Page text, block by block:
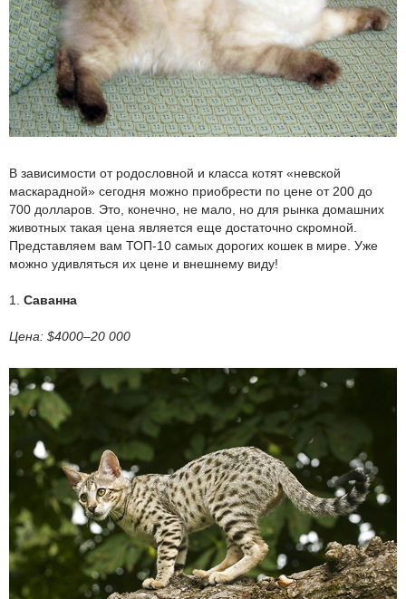
В зависимости от родословной и класса котят «невской
маскарадной» сегодня можно приобрести по цене от 200 до
700 долларов. Это, конечно, не мало, но для рынка домашних
животных такая цена является еще достаточно скромной.
Представляем вам ТОП-10 самых дорогих кошек в мире. Уже
можно удивляться их цене и внешнему виду!
1. Саванна
Цена: $4000–20 000